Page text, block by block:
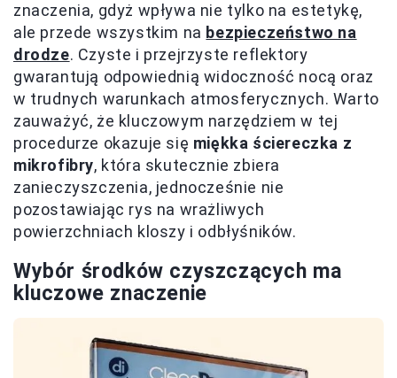
znaczenia, gdyż wpływa nie tylko na estetykę,
ale przede wszystkim na bezpieczeństwo na
drodze. Czyste i przejrzyste reflektory
gwarantują odpowiednią widoczność nocą oraz
w trudnych warunkach atmosferycznych. Warto
zauważyć, że kluczowym narzędziem w tej
procedurze okazuje się miękka ściereczka z
mikrofibry, która skutecznie zbiera
zanieczyszczenia, jednocześnie nie
pozostawiając rys na wrażliwych
powierzchniach kloszy i odbłyśników.
Wybór środków czyszczących ma
kluczowe znaczenie